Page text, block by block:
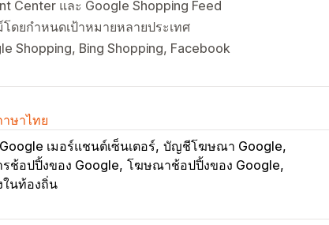
Center และ Google Shopping Feed
ยกำหนดเป้าหมายหลายประเทศ
Bing Shopping, Facebook
ษาไทย
Google เมอร์แชนต์เซ็นเตอร์ บัญชีโฆษณา Google
รช้อปปิ้งของ Google โฆษณาช้อปปิ้งของ Google
นท้องถิ่น